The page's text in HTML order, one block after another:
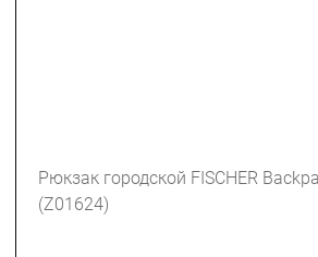
Рюкзак городской FISCHER
(Z01624)